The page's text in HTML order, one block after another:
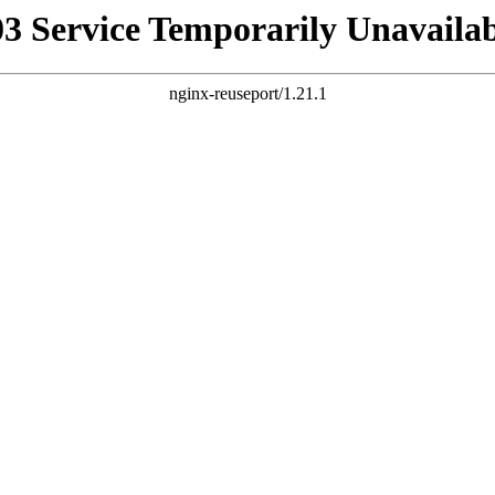
Service Temporarily
nginx-reuseport/1.21.1